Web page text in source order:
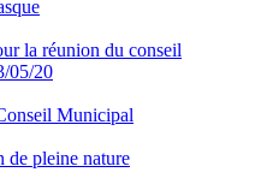
la réunion du conseil
05/20
Municipal
de pleine nature